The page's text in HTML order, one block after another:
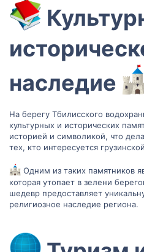
наследие
На берегу Тбилисского
культурных и исторических
историей и символикой, что
тех, кто интересуется
Одним из таких памятников
которая утопает в зелени
шедевр предоставляет
религиозное наследие региона.